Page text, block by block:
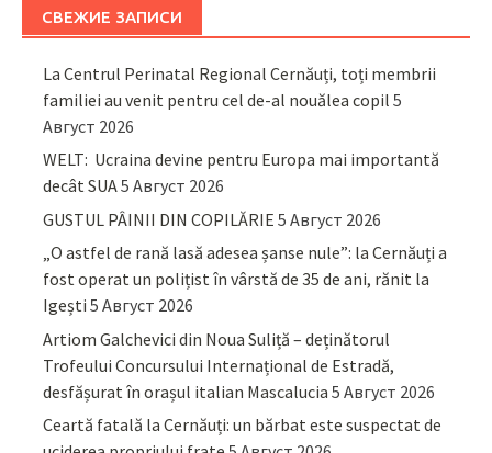
СВЕЖИЕ ЗАПИСИ
La Centrul Perinatal Regional Cernăuți, toți membrii
familiei au venit pentru cel de-al nouălea copil 5
Август 2026
WELT: Ucraina devine pentru Europa mai importantă
decât SUA5 Август 2026
GUSTUL PÂINII DIN COPILĂRIE 5 Август 2026
„O astfel de rană lasă adesea șanse nule”: la Cernăuți a
fost operat un polițist în vârstă de 35 de ani, rănit la
Igești 5 Август 2026
Artiom Galchevici din Noua Suliță – deținătorul
Trofeului Concursului Internațional de Estradă,
desfășurat în orașul italian Mascalucia 5 Август 2026
Ceartă fatală la Cernăuți: un bărbat este suspectat de